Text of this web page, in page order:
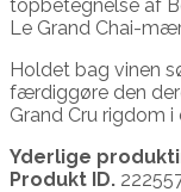
topbetegnelse af
Le Grand Chai-
Holdet bag vinen
færdiggøre den
Grand Cru rigdom
Yderlige
Produkt ID.